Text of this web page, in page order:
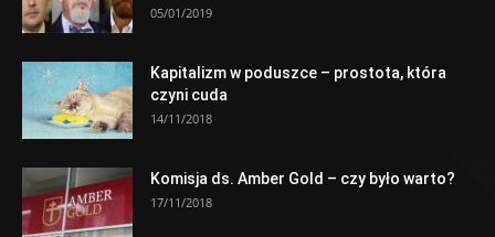
05/01/2019
Kapitalizm w poduszce – prostota, która
czyni cuda
14/11/2018
Komisja ds. Amber Gold – czy było warto?
17/11/2018